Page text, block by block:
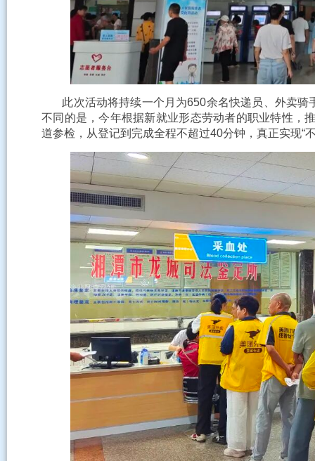
此次活动将持续一个月为650余名快递员、外卖骑
不同的是，今年根据新就业形态劳动者的职业特性，
道参检，从登记到完成全程不超过40分钟，真正实现“